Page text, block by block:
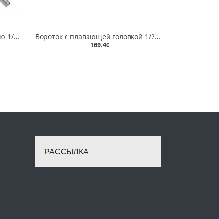
Вороток з плаваючою головкою 1/2" 250мм TOPTUL з фіксацією CTCJ1610
Вороток с плавающей головкой 1/2" 250мм TOPTUL CTCK1625
169.40
РАССЫЛКА